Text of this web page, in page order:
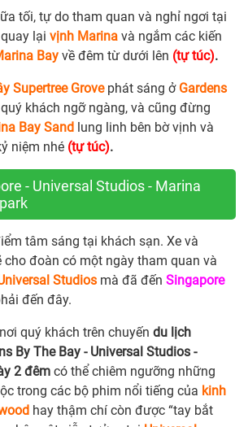
tối, tự do tham quan và nghỉ ngơi tại
lại vịnh Marina và ngắm các kiến
Bay về đêm từ dưới lên (tự túc).
Supertree Grovephát sáng ở Gardens
khách ngỡ ngàng, và cũng đừng
Bay Sand lung linh bên bờ vịnh và
niệm nhé (tự túc).
- Universal Studios - Marina
tâm sáng tại khách sạn. Xe và
cho đoàn có một ngày tham quan và
Studios mà đã đến Singapore
đến đây.
nơi quý khách trên chuyến du lịch
By The Bay - Universal Studios -
2 đêm có thể chiêm ngưỡng những
trong các bộ phim nổi tiếng của kinh
hay thậm chí còn được “tay bắt